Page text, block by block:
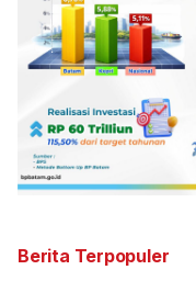
Berita Terpopuler